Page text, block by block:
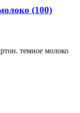
(100)
темное молоко